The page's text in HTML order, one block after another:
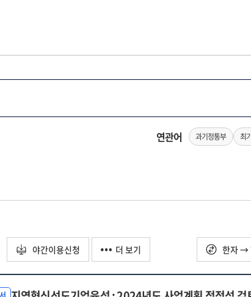
연관어 과기정통부 최
야간이용신청 더 보기 한